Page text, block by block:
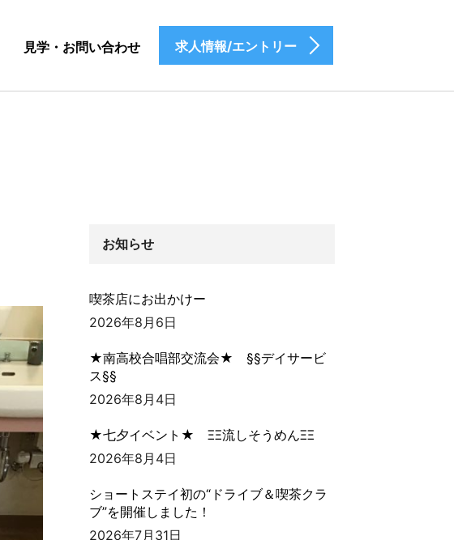
見学・お問い合わせ 求人情報/エントリー
お知らせ
喫茶店にお出かけー
2026年8月6日
★南高校合唱部交流会★ §§デイサービ
ス§§
2026年8月4日
★七夕イベント★ ΞΞ流しそうめんΞΞ
2026年8月4日
ショートステイ初の“ドライブ＆喫茶クラ
ブ”を開催しました！
2026年7月31日